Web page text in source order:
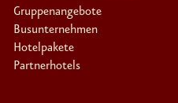
Gruppenangebote
Busunternehmen
Hotelpakete
Partnerhotels